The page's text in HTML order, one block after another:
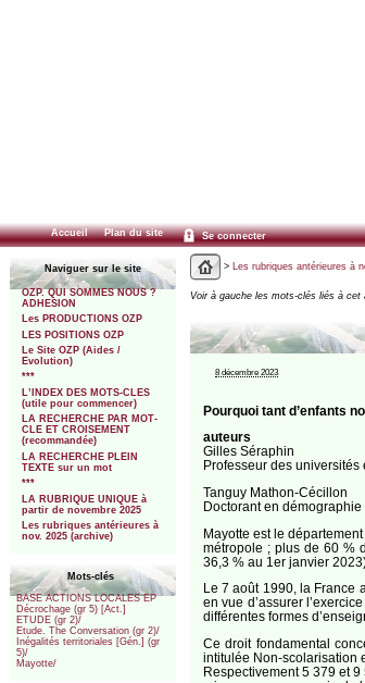
Accueil Plan du site Se connecter
Naviguer sur le site
OZP. QUI SOMMES NOUS ?
ADHESION
Les PRODUCTIONS OZP
LES POSITIONS OZP
Le Site OZP (Aides /
Evolution)
***
L’INDEX DES MOTS-CLES
(utile pour commencer)
LA RECHERCHE PAR MOT-
CLE ET CROISEMENT
(recommandée)
LA RECHERCHE PLEIN
TEXTE sur un mot
***
LA RUBRIQUE UNIQUE à
partir de novembre 2025
Les rubriques antérieures à
nov. 2025 (archive)
Mots-clés
BASE ACTIONS LOCALES EP
Décrochage (gr 5) [Act.]
ETUDE (gr 2)/
Etude. The Conversation (gr 2)/
Inégalités territoriales [Gén.] (gr
5)/
Mayotte/
> Les rubriques antérieures à
Voir à gauche les mots-clés liés à cet
8 décembre 2023
Pourquoi tant d’enfants
auteurs
Gilles Séraphin
Professeur des
Tanguy Mathon-Cécillon
Doctorant en
Mayotte est le
métropole ; plus de 60 %
36,3 % au 1er janvier
Le 7 août 1990, la
en vue d’assurer
différentes formes
Ce droit fondamental
intitulée Non-scolarisation
Respectivement 5 379 et